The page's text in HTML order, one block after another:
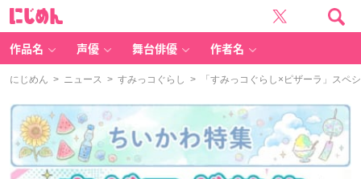
作品名 声優 舞台俳優 作者名
にじめん > ニュース > すみっコぐらし > 「すみっコぐらし×ピザーラ」スペ